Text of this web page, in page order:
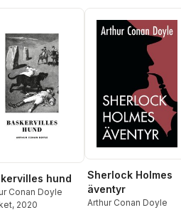
hund
Conan Doyle
, 2020
Sherlock Holmes
äventyr
Arthur Conan Doyle